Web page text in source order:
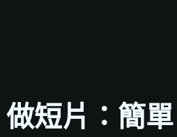
做短片：簡